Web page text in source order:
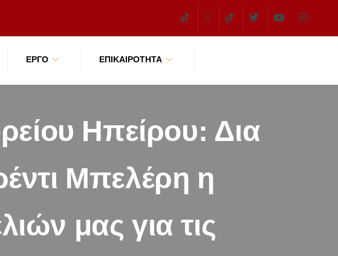
ΕΡΓΟ
ΕΠΙΚΑΙΡΌΤΗΤΑ
Ηπείρου: Δια
Μπελέρη η
μας για τις